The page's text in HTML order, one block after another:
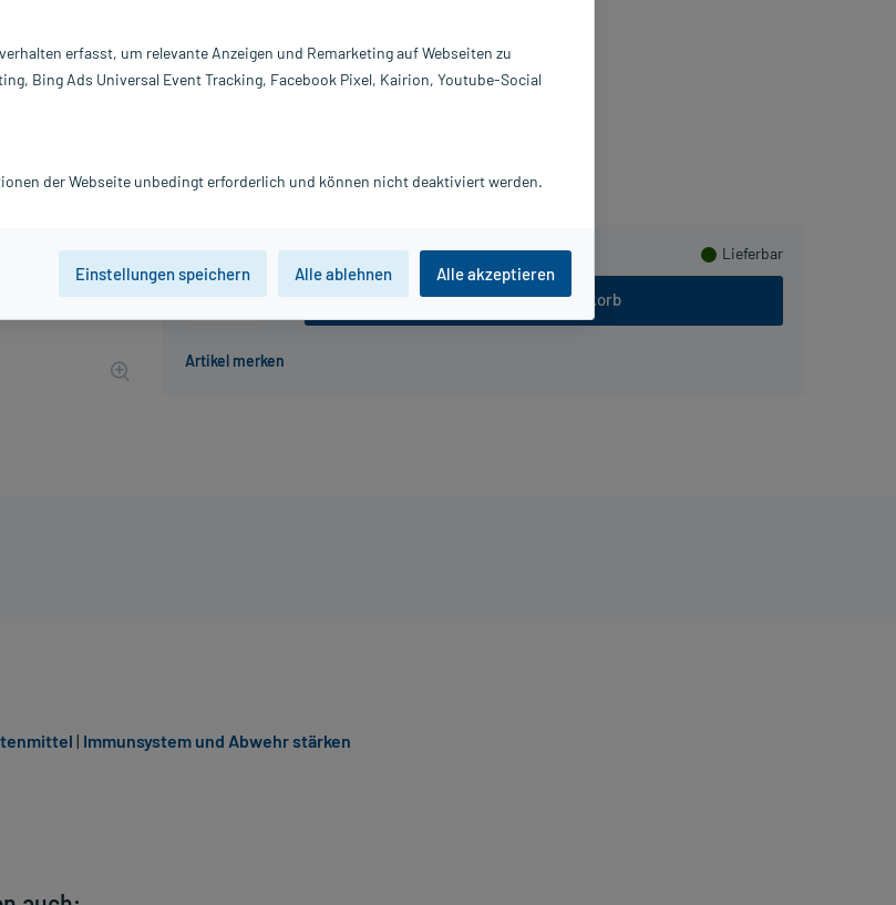
Lieferbar
In den Warenkorb
Inhalt:
24 St
PZN:
18152874
| Immunsystem und Abwehr stärken
erfasst, um relevante Anzeigen und Remarketing auf Webseiten zu
Bing Ads Universal Event Tracking, Facebook Pixel, Kairion, Youtube-Social
der Webseite unbedingt erforderlich und können nicht deaktiviert werden.
Einstellungen speichern Alle ablehnen Alle akzeptieren